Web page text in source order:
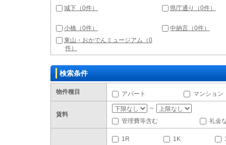
城下（0件）
県庁通り（0件）
小橋（0件）
中納言（0件）
東山・おかでんミュージアム（0
件）
検索条件
物件種目 アパート マンション
賃料
～
管理費等含む
礼金
1R 1K